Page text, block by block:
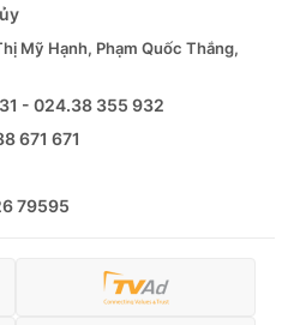
Mỹ Hạnh, Phạm Quốc Thắng,
- 024.38 355 932
671 671
79595